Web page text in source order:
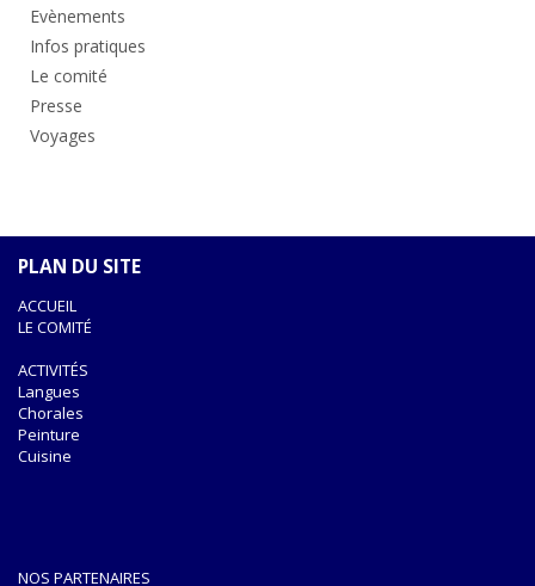
Evènements
Infos pratiques
Le comité
Presse
Voyages
PLAN DU SITE
ACCUEIL
LE COMITÉ
ACTIVITÉS
Langues
Chorales
Peinture
Cuisine
NOS PARTENAIRES